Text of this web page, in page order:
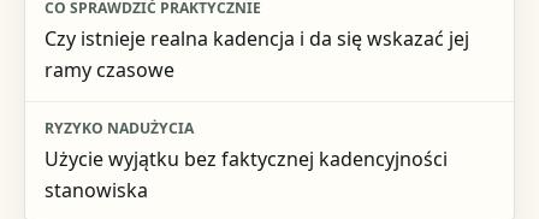
Czy istnieje realna kadencja i da się wskazać jej
ramy czasowe
Użycie wyjątku bez faktycznej kadencyjności
stanowiska